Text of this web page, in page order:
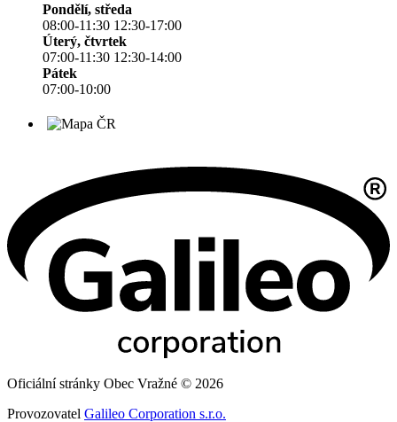
Pondělí, středa
08:00-11:30 12:30-17:00
Úterý, čtvrtek
07:00-11:30 12:30-14:00
Pátek
07:00-10:00
Oficiální stránky Obec Vražné © 2026
Provozovatel Galileo Corporation s.r.o.